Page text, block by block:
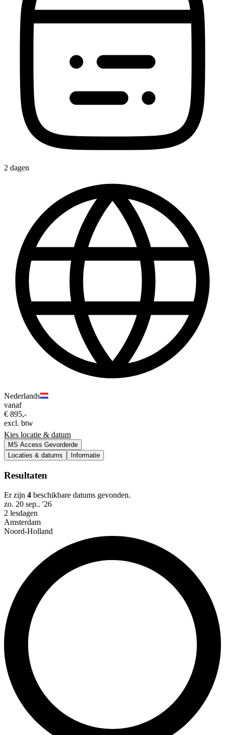
2 dagen
Nederlands
vanaf
€ 895,-
excl. btw
Kies locatie & datum
MS Access Gevorderde
Locaties & datums
Informatie
Resultaten
Er zijn 4 beschikbare datums gevonden.
zo. 20 sep.. '26
2 lesdagen
Amsterdam
Noord-Holland